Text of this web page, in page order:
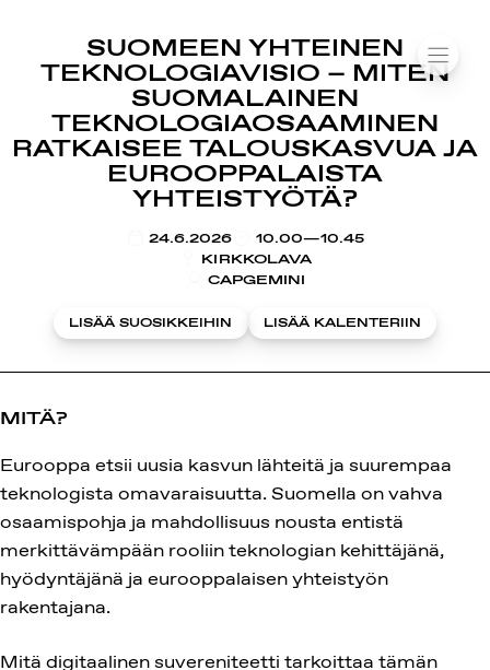
sisältöön
SUOMEEN YHTEINEN
TEKNOLOGIAVISIO – MITEN
SUOMALAINEN
TEKNOLOGIAOSAAMINEN
RATKAISEE TALOUSKASVUA JA
EUROOPPALAISTA
YHTEISTYÖTÄ?
24.6.2026
KLO
10.00—10.45
KIRKKOLAVA
CAPGEMINI
LISÄÄ SUOSIKKEIHIN LISÄÄ KALENTERIIN
MITÄ?
Eurooppa etsii uusia kasvun lähteitä ja suurempaa
teknologista omavaraisuutta. Suomella on vahva
osaamispohja ja mahdollisuus nousta entistä
merkittävämpään rooliin teknologian kehittäjänä,
hyödyntäjänä ja eurooppalaisen yhteistyön
rakentajana.
Mitä digitaalinen suvereniteetti tarkoittaa tämän